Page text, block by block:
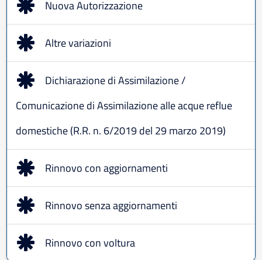
Nuova Autorizzazione
Altre variazioni
Dichiarazione di Assimilazione /
Comunicazione di Assimilazione alle acque reflue
domestiche (R.R. n. 6/2019 del 29 marzo 2019)
Rinnovo con aggiornamenti
Rinnovo senza aggiornamenti
Rinnovo con voltura